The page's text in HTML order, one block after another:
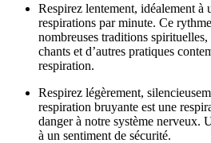
Respirez lentement, idéalement à
respirations par minute. Ce
nombreuses traditions
chants et d’autres pratiques
respiration.
Respirez légèrement,
respiration bruyante est une
danger à notre système nerveux.
à un sentiment de sécurité.